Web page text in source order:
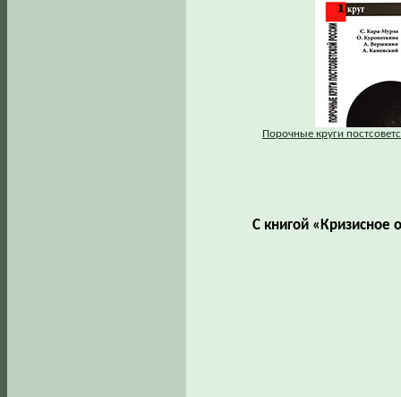
Порочные круги
С книгой «Кризисное